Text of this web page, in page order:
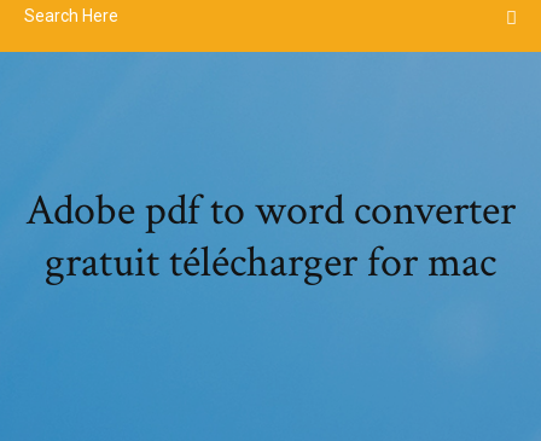
Adobe pdf to word converter
gratuit télécharger for mac